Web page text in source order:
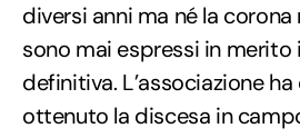
diversi anni ma né la
sono mai espressi in merito
definitiva. L’associazione
ottenuto la discesa in